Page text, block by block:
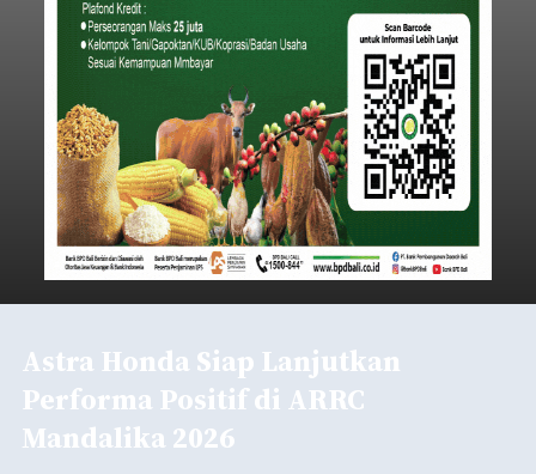
Astra Honda Siap Lanjutkan
Performa Positif di ARRC
Mandalika 2026